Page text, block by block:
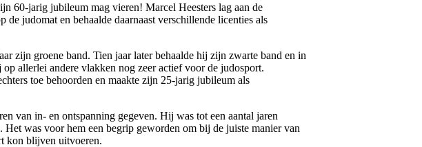
60-jarig jubileum mag vieren! Marcel Heesters lag aan de
judomat en behaalde daarnaast verschillende licenties als
zijn groene band. Tien jaar later behaalde hij zijn zwarte band en in
allerlei andere vlakken nog zeer actief voor de judosport.
toe behoorden en maakte zijn 25-jarig jubileum als
van in- en ontspanning gegeven. Hij was tot een aantal jaren
Het was voor hem een begrip geworden om bij de juiste manier van
kon blijven uitvoeren.